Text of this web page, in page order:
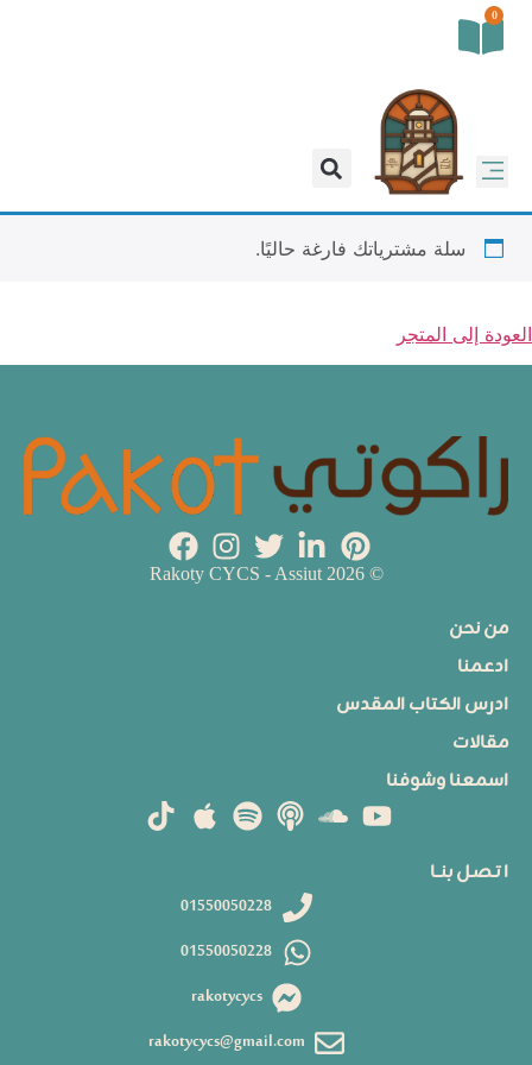
0
سلة مشترياتك فارغة حاليًا.
العودة إلى المتجر
ا تـصـل بنــا
01550050228
01550050228
rakotycycs
rakotycycs@gmail.com
من نحن
ادعمنا
ادرس الكتاب المقدس
مقالات
اسمعنا وشوفنا
© 2026 Rakoty CYCS - Assiut